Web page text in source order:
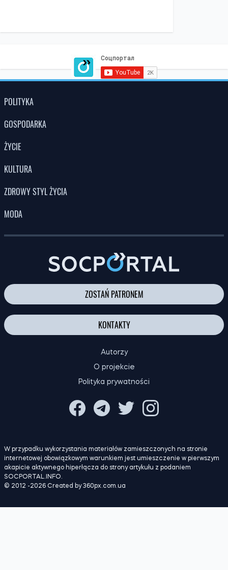
POLITYKA
GOSPODARKA
ŻYCIE
KULTURA
ZDROWY STYL ŻYCIA
MODA
ZOSTAŃ PATRONEM
Autorzy
O projekcie
Polityka prywatności
W przypadku wykorzystania materiałów zamieszczonych na stronie
internetowej obowiązkowym warunkiem jest umieszczenie w pierwszym
akapicie aktywnego hiperłącza do strony artykułu z podaniem
© 2012 -2026 Created by 360px.com.ua